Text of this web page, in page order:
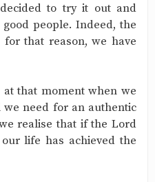
to try it out and
people. Indeed, the
that reason, we have
that moment when we
need for an authentic
realise that if the Lord
life has achieved the